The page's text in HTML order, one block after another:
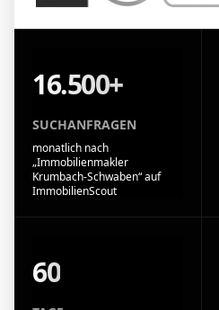
16.500+
SUCHANFRAGEN
monatlich nach
„Immobilienmakler
Krumbach-Schwaben“ auf
ImmobilienScout
60